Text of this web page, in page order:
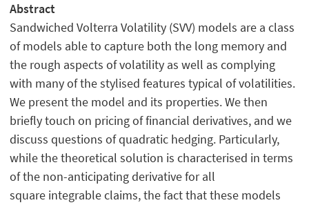
Abstract
Sandwiched Volterra Volatility (SVV) models are a class
of models able to capture both the long memory and
the rough aspects of volatility as well as complying
with many of the stylised features typical of volatilities.
We present the model and its properties. We then
briefly touch on pricing of financial derivatives, and we
discuss questions of quadratic hedging. Particularly,
while the theoretical solution is characterised in terms
of the non-anticipating derivative for all
square integrable claims, the fact that these models